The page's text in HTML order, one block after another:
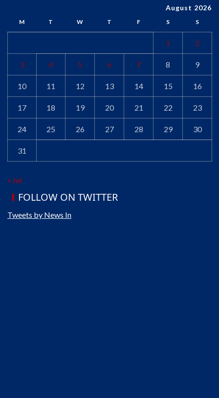
August 2026
M T W T F S S
1 2
3 4 5 6 7 8 9
10 11 12 13 14 15 16
17 18 19 20 21 22 23
24 25 26 27 28 29 30
31
« Jul
FOLLOW ON TWITTER
Tweets by News In